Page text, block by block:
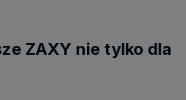
ZAXY nie tylko dla